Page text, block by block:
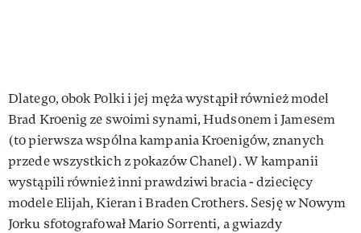
Dlatego, obok Polki i jej męża wystąpił również model
Brad Kroenig ze swoimi synami, Hudsonem i Jamesem
(to pierwsza wspólna kampania Kroenigów, znanych
przede wszystkich z pokazów Chanel). W kampanii
wystąpili również inni prawdziwi bracia - dziecięcy
modele Elijah, Kieran i Braden Crothers. Sesję w Nowym
Jorku sfotografował Mario Sorrenti, a gwiazdy